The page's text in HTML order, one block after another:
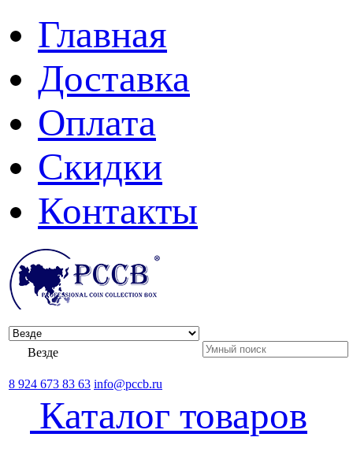
Главная
Доставка
Оплата
Скидки
Контакты
Везде
8 924 673 83 63 info@pccb.ru
Каталог товаров